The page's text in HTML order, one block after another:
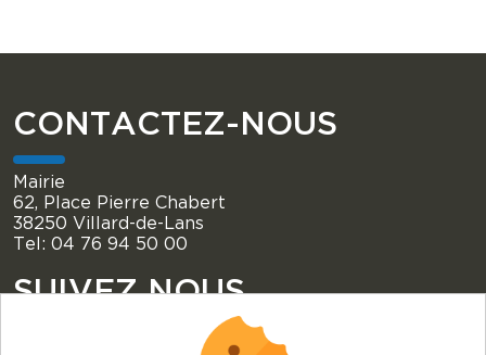
CONTACTEZ-NOUS
Mairie
62, Place Pierre Chabert
38250 Villard-de-Lans
Tel: 04 76 94 50 00
SUIVEZ NOUS